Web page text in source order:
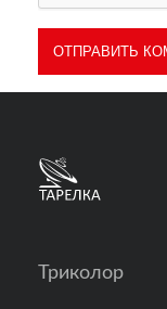
Триколор